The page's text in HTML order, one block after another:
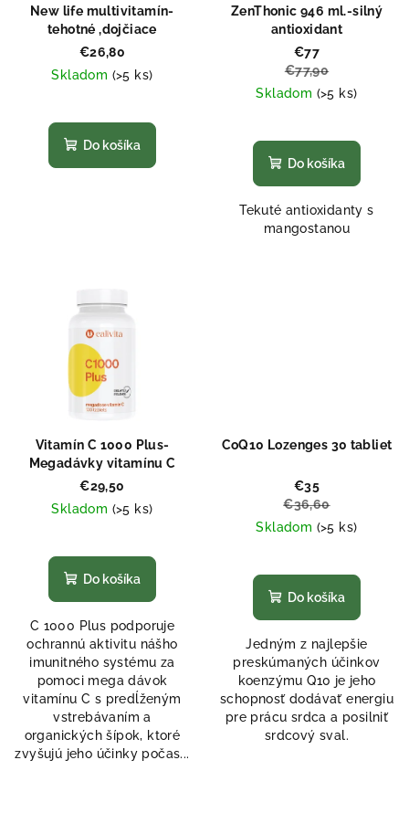
New life multivitamín-
tehotné ,dojčiace
€26,80
Skladom (>5 ks)
hodnotenie
produktu
Do košíka
ZenThonic 946 ml.-silný
antioxidant
€77
€77,90
Skladom (>5 ks)
hodnotenie
produktu
z
5
Do košíka
Tekuté antioxidanty s
mangostanou
Vitamín C 1000 Plus-
Megadávky vitamínu C
€29,50
Skladom (>5 ks)
hodnotenie
produktu
z
5
hviezdičiek.
Do košíka
C 1000 Plus podporuje
ochrannú aktivitu nášho
imunitného systému za
pomoci mega dávok
vitamínu C s predĺženým
vstrebávaním a
organických šípok, ktoré
zvyšujú jeho účinky počas...
CoQ10 Lozenges 30 tabliet
€35
€36,60
Skladom (>5 ks)
hodnotenie
produktu
z
5
hviezdičiek.
Do košíka
Jedným z najlepšie
preskúmaných účinkov
koenzýmu Q10 je jeho
schopnosť dodávať energiu
pre prácu srdca a posilniť
srdcový sval.